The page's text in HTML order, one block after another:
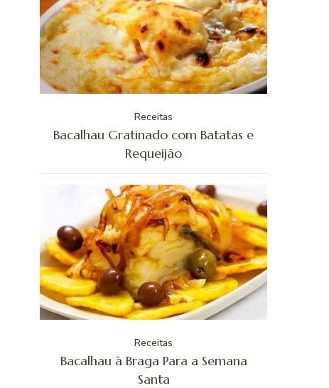
Receitas
Bacalhau Gratinado com Batatas e
Requeijão
Receitas
Bacalhau à Braga Para a Semana
Santa